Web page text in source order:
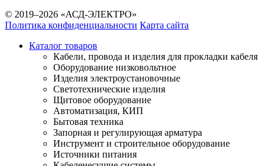
© 2019–2026 «АСД-ЭЛЕКТРО»
Политика конфиденциальности Карта сайта
Каталог товаров
Кабели, провода и изделия для прокладки кабеля
Оборудование низковольтное
Изделия электроустановочные
Светотехнические изделия
Щитовое оборудование
Автоматизация, КИП
Бытовая техника
Запорная и регулирующая арматура
Инструмент и строительное оборудование
Источники питания